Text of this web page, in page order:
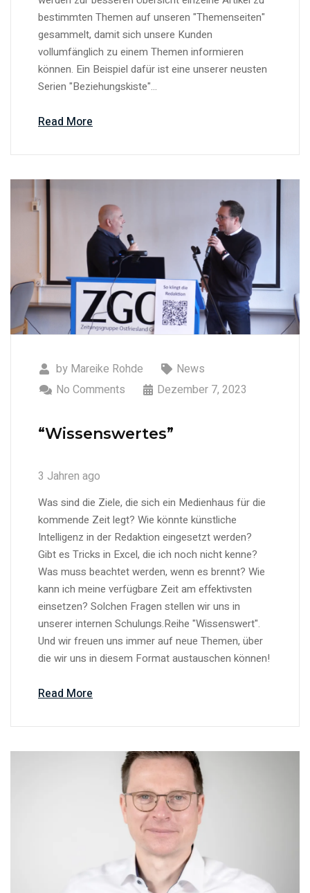
bestimmten Themen auf unseren "Themenseiten"
gesammelt, damit sich unsere Kunden
vollumfänglich zu einem Themen informieren
können. Ein Beispiel dafür ist eine unserer neusten
Serien "Beziehungskiste"...
Read More
by Mareike Rohde
News
No Comments
Dezember 7, 2023
“Wissenswertes”
3 Jahren ago
Was sind die Ziele, die sich ein Medienhaus für die
kommende Zeit legt? Wie könnte künstliche
Intelligenz in der Redaktion eingesetzt werden?
Gibt es Tricks in Excel, die ich noch nicht kenne?
Was muss beachtet werden, wenn es brennt? Wie
kann ich meine verfügbare Zeit am effektivsten
einsetzen? Solchen Fragen stellen wir uns in
unserer internen Schulungs.Reihe "Wissenswert".
Und wir freuen uns immer auf neue Themen, über
die wir uns in diesem Format austauschen können!
Read More